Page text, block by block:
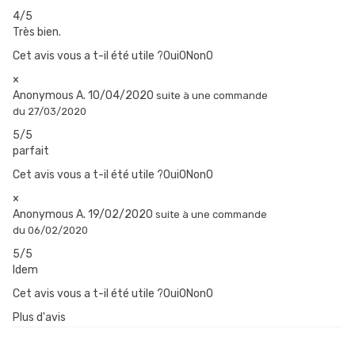
4/5
Très bien.
Cet avis vous a t-il été utile ?Oui0Non0
×
Anonymous A. 10/04/2020 suite à une commande
du 27/03/2020
5/5
parfait
Cet avis vous a t-il été utile ?Oui0Non0
×
Anonymous A. 19/02/2020 suite à une commande
du 06/02/2020
5/5
Idem
Cet avis vous a t-il été utile ?Oui0Non0
Plus d'avis